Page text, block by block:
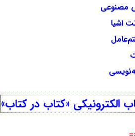
الکترونیکی «کتاب در کتاب»